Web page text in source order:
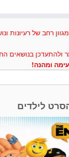
רחב של רעיונות
בנושאים
ומהנה!
לילדים